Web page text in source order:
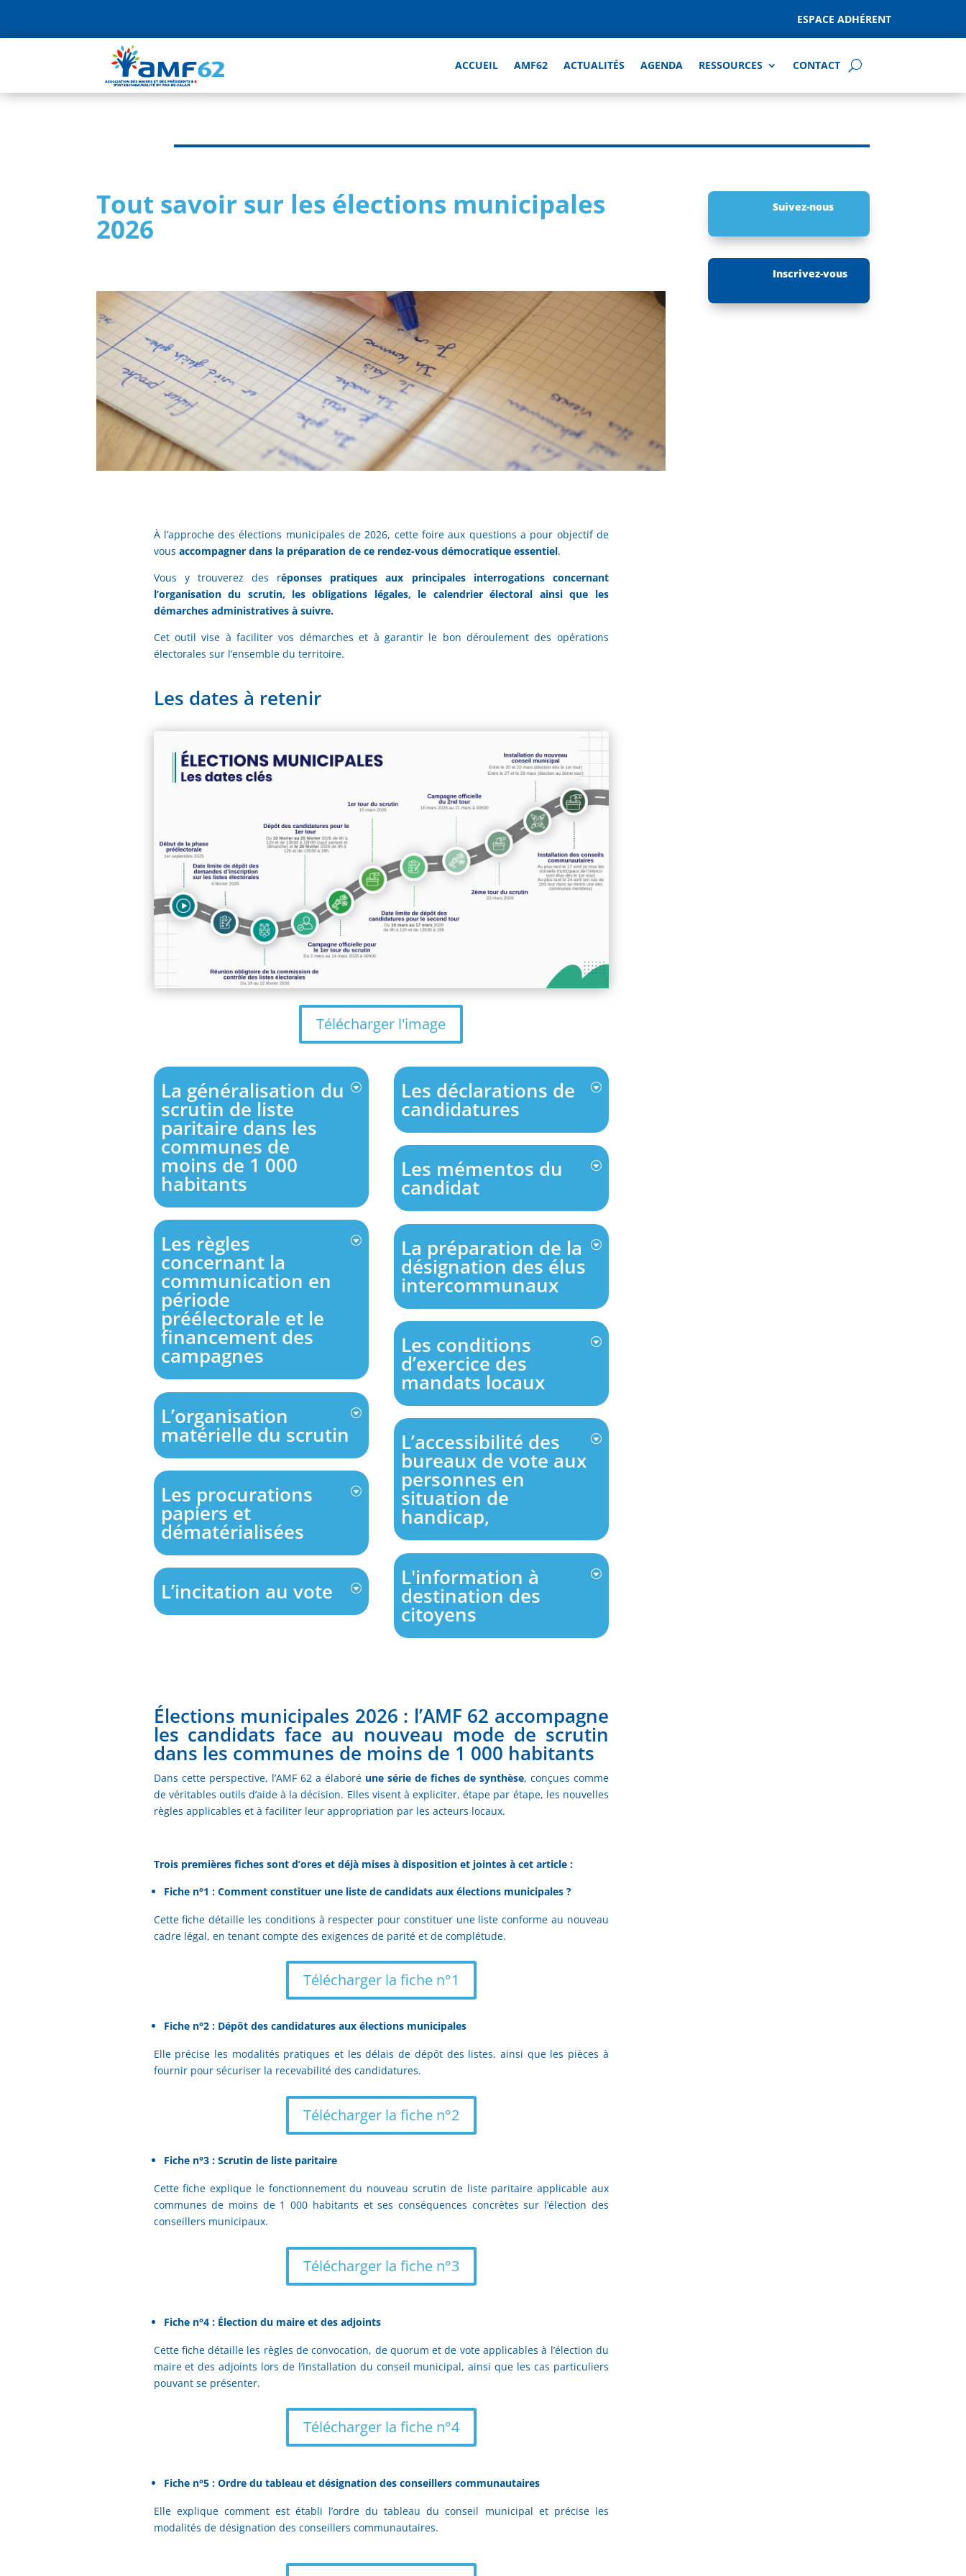
ESPACE ADHÉRENT
ACCUEIL AMF62 ACTUALITÉS AGENDA RESSOURCES CONTACT
Tout savoir sur les élections municipales
2026
À l’approche des élections municipales de 2026, cette foire aux questions a pour objectif de
vous accompagner dans la préparation de ce rendez-vous démocratique essentiel.
Vous y trouverez des réponses pratiques aux principales interrogations concernant
l’organisation du scrutin, les obligations légales, le calendrier électoral ainsi que les
démarches administratives à suivre.
Cet outil vise à faciliter vos démarches et à garantir le bon déroulement des opérations
électorales sur l’ensemble du territoire.
Les dates à retenir
Télécharger l'image
La généralisation du
scrutin de liste
paritaire dans les
communes de
moins de 1 000
habitants
Les règles
concernant la
communication en
période
préélectorale et le
financement des
campagnes
L’organisation
matérielle du scrutin
Les procurations
papiers et
dématérialisées
L’incitation au vote
Les déclarations de
candidatures
Les mémentos du
candidat
La préparation de la
désignation des élus
intercommunaux
Les conditions
d’exercice des
mandats locaux
L’accessibilité des
bureaux de vote aux
personnes en
situation de
handicap,
L'information à
destination des
citoyens
Élections municipales 2026 : l’AMF 62 accompagne
les candidats face au nouveau mode de scrutin
dans les communes de moins de 1 000 habitants
Dans cette perspective, l’AMF 62 a élaboré une série de fiches de synthèse, conçues comme
de véritables outils d’aide à la décision. Elles visent à expliciter, étape par étape, les nouvelles
règles applicables et à faciliter leur appropriation par les acteurs locaux.
Trois premières fiches sont d’ores et déjà mises à disposition et jointes à cet article :
Fiche n°1 : Comment constituer une liste de candidats aux élections municipales ?
Cette fiche détaille les conditions à respecter pour constituer une liste conforme au nouveau
cadre légal, en tenant compte des exigences de parité et de complétude.
Télécharger la fiche n°1
Fiche n°2 : Dépôt des candidatures aux élections municipales
Elle précise les modalités pratiques et les délais de dépôt des listes, ainsi que les pièces à
fournir pour sécuriser la recevabilité des candidatures.
Télécharger la fiche n°2
Fiche n°3 : Scrutin de liste paritaire
Cette fiche explique le fonctionnement du nouveau scrutin de liste paritaire applicable aux
communes de moins de 1 000 habitants et ses conséquences concrètes sur l’élection des
conseillers municipaux.
Télécharger la fiche n°3
Fiche n°4 : Élection du maire et des adjoints
Cette fiche détaille les règles de convocation, de quorum et de vote applicables à l’élection du
maire et des adjoints lors de l’installation du conseil municipal, ainsi que les cas particuliers
pouvant se présenter.
Télécharger la fiche n°4
Fiche n°5 : Ordre du tableau et désignation des conseillers communautaires
Elle explique comment est établi l’ordre du tableau du conseil municipal et précise les
modalités de désignation des conseillers communautaires.
Suivez-nous
Inscrivez-vous